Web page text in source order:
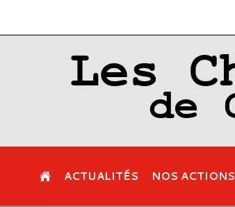
Lesde
ACTUALITÉS NOS ACTIONS